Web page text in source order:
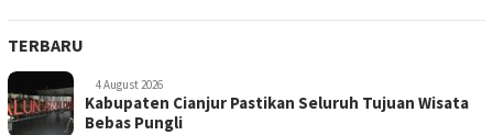
TERBARU
4 August 2026
Kabupaten Cianjur Pastikan Seluruh Tujuan Wisata
Bebas Pungli